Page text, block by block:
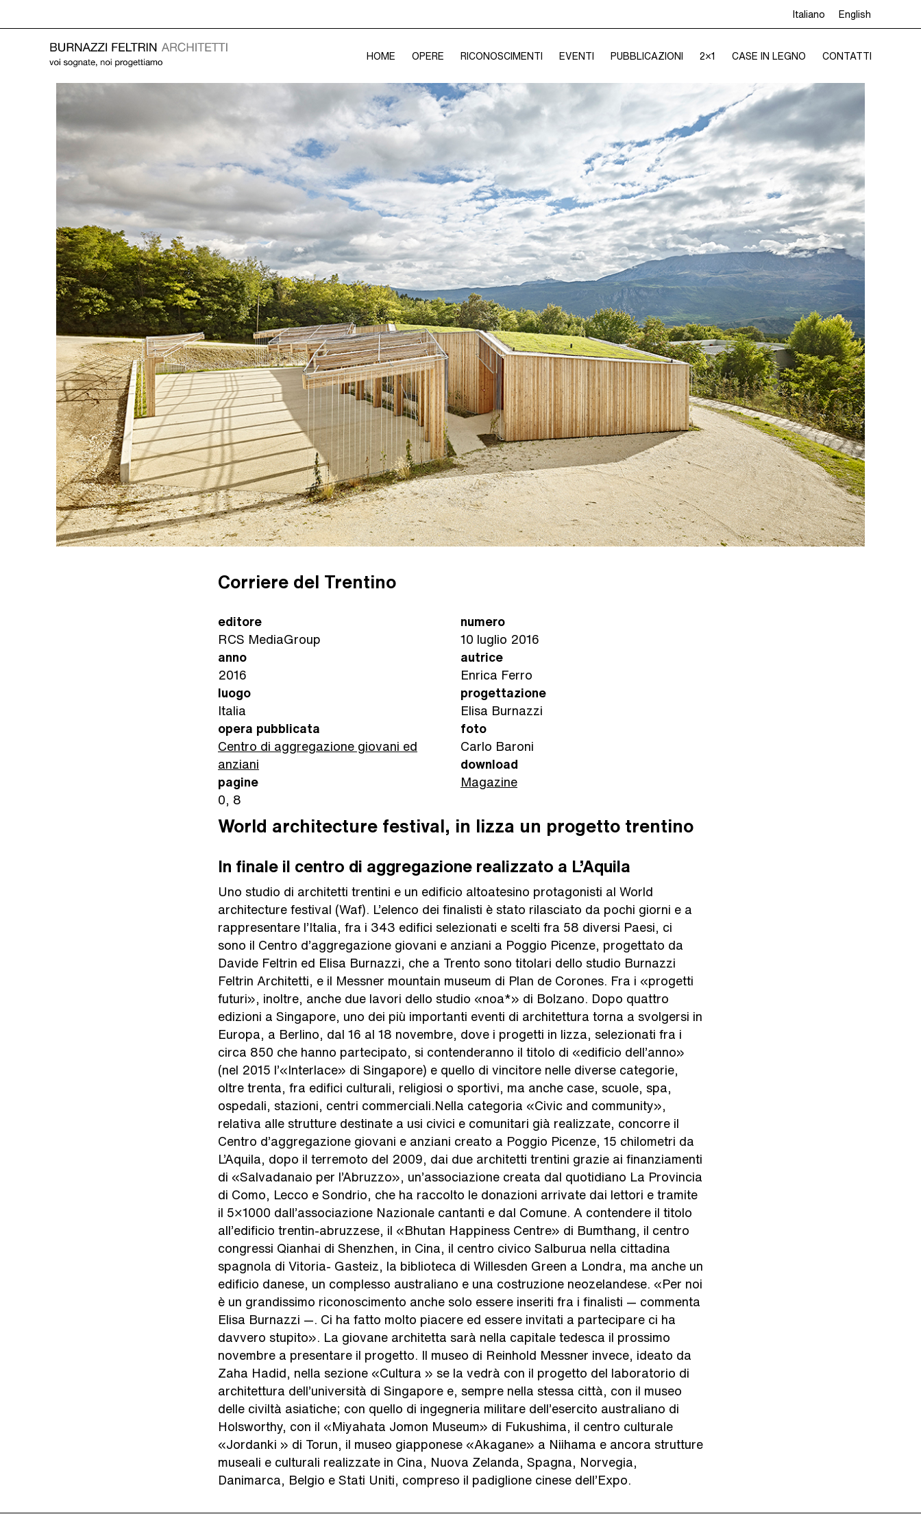
Italiano English
HOME OPERE RICONOSCIMENTI EVENTI PUBBLICAZIONI 2×1 CASE IN LEGNO CONTATTI
Corriere del Trentino
editore
RCS MediaGroup
anno
2016
luogo
Italia
opera pubblicata
Centro di aggregazione giovani ed
anziani
pagine
0, 8
numero
10 luglio 2016
autrice
Enrica Ferro
progettazione
Elisa Burnazzi
foto
Carlo Baroni
download
Magazine
World architecture festival, in lizza un progetto trentino
In finale il centro di aggregazione realizzato a L’Aquila
Uno studio di architetti trentini e un edificio altoatesino protagonisti al World
architecture festival (Waf). L’elenco dei finalisti è stato rilasciato da pochi giorni e a
rappresentare l’Italia, fra i 343 edifici selezionati e scelti fra 58 diversi Paesi, ci
sono il Centro d’aggregazione giovani e anziani a Poggio Picenze, progettato da
Davide Feltrin ed Elisa Burnazzi, che a Trento sono titolari dello studio Burnazzi
Feltrin Architetti, e il Messner mountain museum di Plan de Corones. Fra i «progetti
futuri», inoltre, anche due lavori dello studio «noa*» di Bolzano. Dopo quattro
edizioni a Singapore, uno dei più importanti eventi di architettura torna a svolgersi in
Europa, a Berlino, dal 16 al 18 novembre, dove i progetti in lizza, selezionati fra i
circa 850 che hanno partecipato, si contenderanno il titolo di «edificio dell’anno»
(nel 2015 l’«Interlace» di Singapore) e quello di vincitore nelle diverse categorie,
oltre trenta, fra edifici culturali, religiosi o sportivi, ma anche case, scuole, spa,
ospedali, stazioni, centri commerciali.Nella categoria «Civic and community»,
relativa alle strutture destinate a usi civici e comunitari già realizzate, concorre il
Centro d’aggregazione giovani e anziani creato a Poggio Picenze, 15 chilometri da
L’Aquila, dopo il terremoto del 2009, dai due architetti trentini grazie ai finanziamenti
di «Salvadanaio per l’Abruzzo», un’associazione creata dal quotidiano La Provincia
di Como, Lecco e Sondrio, che ha raccolto le donazioni arrivate dai lettori e tramite
il 5×1000 dall’associazione Nazionale cantanti e dal Comune. A contendere il titolo
all’edificio trentin-abruzzese, il «Bhutan Happiness Centre» di Bumthang, il centro
congressi Qianhai di Shenzhen, in Cina, il centro civico Salburua nella cittadina
spagnola di Vitoria- Gasteiz, la biblioteca di Willesden Green a Londra, ma anche un
edificio danese, un complesso australiano e una costruzione neozelandese. «Per noi
è un grandissimo riconoscimento anche solo essere inseriti fra i finalisti — commenta
Elisa Burnazzi —. Ci ha fatto molto piacere ed essere invitati a partecipare ci ha
davvero stupito». La giovane architetta sarà nella capitale tedesca il prossimo
novembre a presentare il progetto. Il museo di Reinhold Messner invece, ideato da
Zaha Hadid, nella sezione «Cultura » se la vedrà con il progetto del laboratorio di
architettura dell’università di Singapore e, sempre nella stessa città, con il museo
delle civiltà asiatiche; con quello di ingegneria militare dell’esercito australiano di
Holsworthy, con il «Miyahata Jomon Museum» di Fukushima, il centro culturale
«Jordanki » di Torun, il museo giapponese «Akagane» a Niihama e ancora strutture
museali e culturali realizzate in Cina, Nuova Zelanda, Spagna, Norvegia,
Danimarca, Belgio e Stati Uniti, compreso il padiglione cinese dell’Expo.